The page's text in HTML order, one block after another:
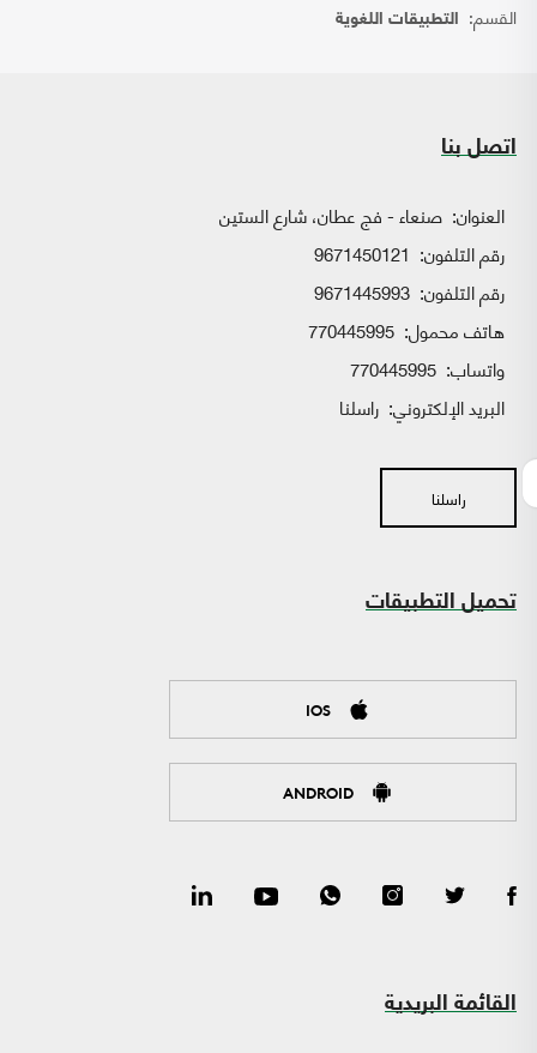
القسم: التطبيقات اللغوية
اتصل بنا
العنوان: صنعاء - فج عطان، شارع الستين
رقم التلفون: 9671450121
رقم التلفون: 9671445993
هاتف محمول: 770445995
واتساب:
البريد الإلكتروني: راسلنا
راسلنا
تحميل التطبيقات
IOS
ANDROID
القائمة البريدية